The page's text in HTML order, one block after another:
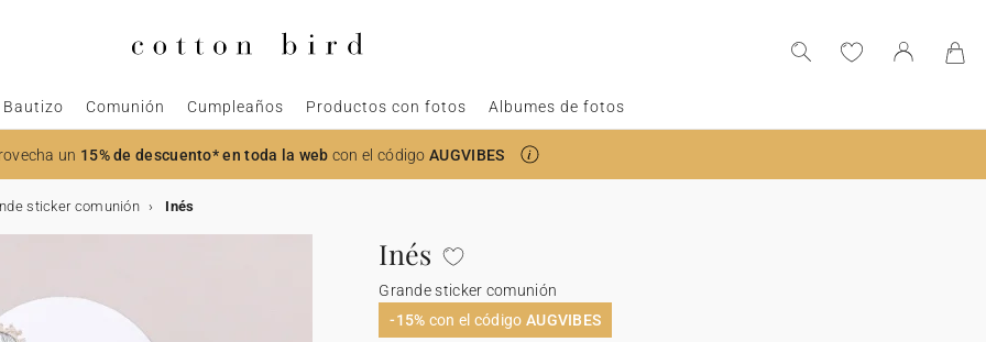
Bautizo Comunión Cumpleaños Productos con fotos Albumes de fotos
un 15% de descuento* en toda la web con el códigoAUGVIBES
sticker comunión Inés
Inés
Grande sticker comunión
-15% con el código AUGVIBES